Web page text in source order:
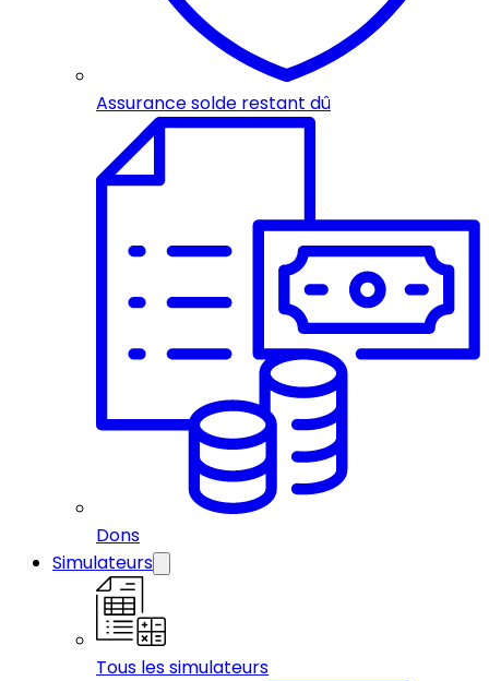
Assurance solde restant dû
Dons
Simulateurs
Tous les simulateurs